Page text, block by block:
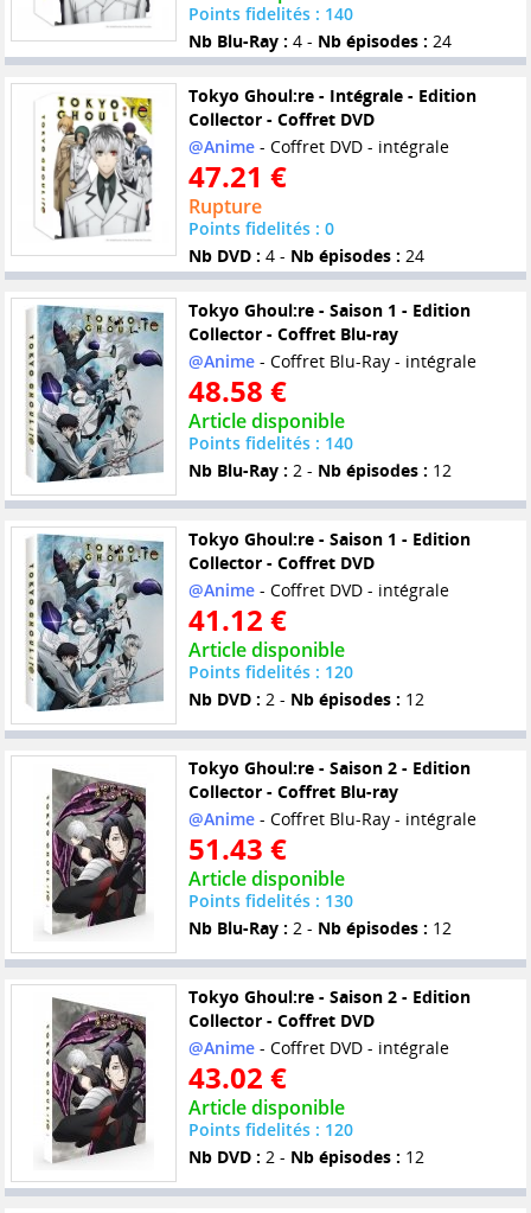
Points fidelités : 140
Nb Blu-Ray : 4 - Nb épisodes : 24
Tokyo Ghoul:re - Intégrale - Edition
Collector - Coffret DVD
@Anime- Coffret DVD - intégrale
47.21 €
Rupture
Points fidelités : 0
Nb DVD : 4 - Nb épisodes : 24
Tokyo Ghoul:re - Saison 1 - Edition
Collector - Coffret Blu-ray
@Anime- Coffret Blu-Ray - intégrale
48.58 €
Article disponible
Points fidelités : 140
Nb Blu-Ray : 2 - Nb épisodes : 12
Tokyo Ghoul:re - Saison 1 - Edition
Collector - Coffret DVD
@Anime- Coffret DVD - intégrale
41.12 €
Article disponible
Points fidelités : 120
Nb DVD : 2 - Nb épisodes : 12
Tokyo Ghoul:re - Saison 2 - Edition
Collector - Coffret Blu-ray
@Anime- Coffret Blu-Ray - intégrale
51.43 €
Article disponible
Points fidelités : 130
Nb Blu-Ray : 2 - Nb épisodes : 12
Tokyo Ghoul:re - Saison 2 - Edition
Collector - Coffret DVD
@Anime- Coffret DVD - intégrale
43.02 €
Article disponible
Points fidelités : 120
Nb DVD : 2 - Nb épisodes : 12